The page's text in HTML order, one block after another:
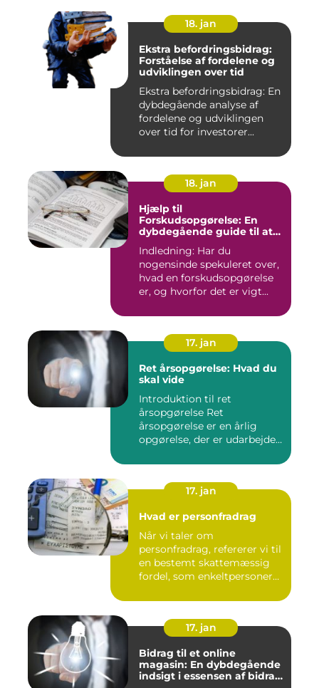
18. jan
Ekstra befordringsbidrag:
Forståelse af fordelene og
udviklingen over tid
Ekstra befordringsbidrag: En
dybdegående analyse af
fordelene og udviklingen
over tid for investorer...
18. jan
Hjælp til
Forskudsopgørelse: En
dybdegående guide til at
skatteansættelse
Indledning: Har du
nogensinde spekuleret over,
hvad en forskudsopgørelse
er, og hvorfor det er vigt...
17. jan
Ret årsopgørelse: Hvad du
skal vide
Introduktion til ret
årsopgørelse Ret
årsopgørelse er en årlig
opgørelse, der er udarbejdet
17. jan
Hvad er personfradrag
Når vi taler om
personfradrag, refererer vi til
en bestemt skattemæssig
fordel, som enkeltpersoner
17. jan
Bidrag til et online
magasin: En dybdegående
indsigt i essensen af bidrag